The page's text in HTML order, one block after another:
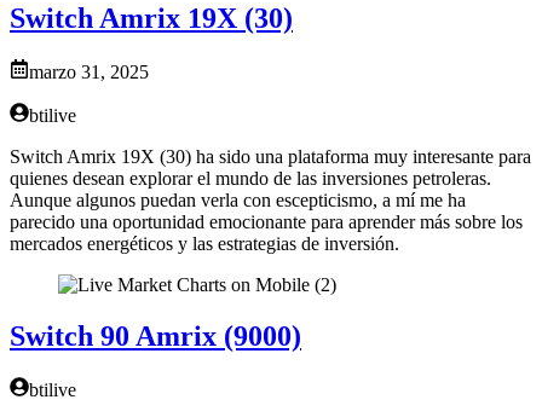
Switch Amrix 19X (30)
marzo 31, 2025
btilive
Switch Amrix 19X (30) ha sido una plataforma muy interesante para
quienes desean explorar el mundo de las inversiones petroleras.
Aunque algunos puedan verla con escepticismo, a mí me ha
parecido una oportunidad emocionante para aprender más sobre los
mercados energéticos y las estrategias de inversión.
Switch 90 Amrix (9000)
btilive